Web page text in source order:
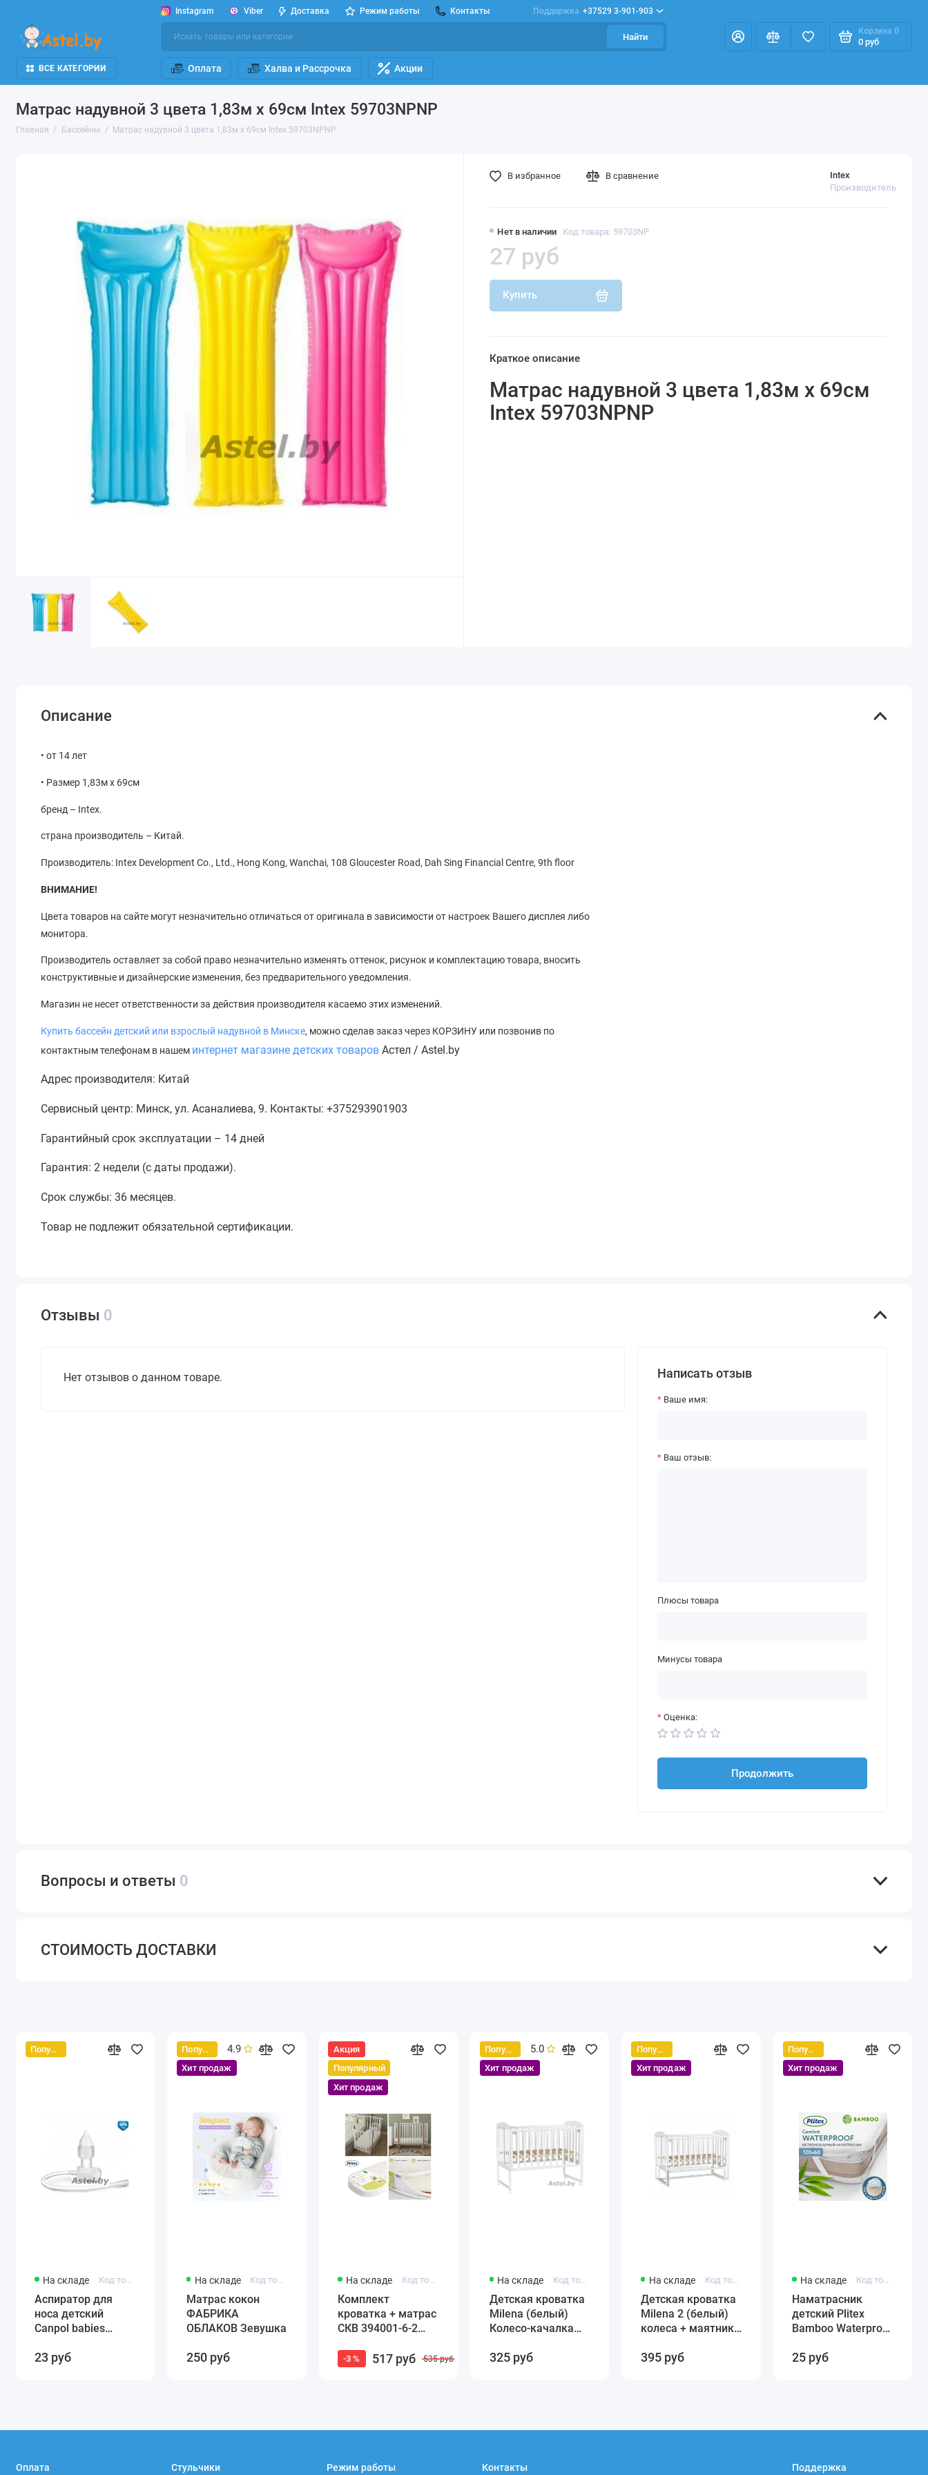
Instagram Viber Доставка Режим работы Контакты Поддержка +37529 3-901-903
Найти
Корзина 0
0 руб
ВСЕ КАТЕГОРИИ Оплата Халва и Рассрочка Акции
Матрас надувной 3 цвета 1,83м x 69см Intex 59703NPNP
Главная Бассейны Матрас надувной 3 цвета 1,83м x 69см Intex 59703NPNP
Нет в наличии Код товара: 59703NP
Intex
Производитель
27 руб
Купить
В избранное В сравнение
Краткое описание
Матрас надувной 3 цвета 1,83м x 69см
Intex 59703NPNP
Описание
• от 14 лет
• Размер 1,83м x 69см
бренд – Intex.
страна производитель – Китай.
Производитель: Intex Development Co., Ltd., Hong Kong, Wanchai, 108 Gloucester Road, Dah Sing Financial Centre, 9th floor
ВНИМАНИЕ!
Цвета товаров на сайте могут незначительно отличаться от оригинала в зависимости от настроек Вашего дисплея либо
монитора.
Производитель оставляет за собой право незначительно изменять оттенок, рисунок и комплектацию товара, вносить
конструктивные и дизайнерские изменения, без предварительного уведомления.
Магазин не несет ответственности за действия производителя касаемо этих изменений.
Купитьбассейн детский или взрослый надувной в Минске, можно сделав заказ через КОРЗИНУ или позвонив по
контактным телефонам в нашем интернет магазине детских товаров Астел / Astel.by
Адрес производителя: Китай
Сервисный центр: Минск, ул. Асаналиева, 9. Контакты: +375293901903
Гарантийный срок эксплуатации – 14 дней
Гарантия: 2 недели (с даты продажи).
Срок службы: 36 месяцев.
Товар не подлежит обязательной сертификации.
Отзывы 0
Нет отзывов о данном товаре. Написать отзыв
Ваше имя:
Ваш отзыв:
Плюсы товара
Минусы товара
Оценка:
Продолжить
Вопросы и ответы 0
СТОИМОСТЬ ДОСТАВКИ
Популярный
На складе Код товара: 56/007
Аспиратор для
носа детский
Canpol babies
56/007
23 руб
Популярный
Хит продаж
4.9
На складе
Матрас кокон
ФАБРИКА
ОБЛАКОВ Зевушка
250 руб
Акция
Популярный
Хит продаж
На складе Код товара: 4650259584965
Комплект
кроватка + матрас
СКВ 394001-6-2
бук (закругленные
края)
-3 % 517 руб 535 руб
Популярный
Хит продаж
5.0
На складе
Детская кроватка
Milena (белый)
Колесо-качалка
быстросъемная
325 руб
Популярный
Хит продаж
На складе Код товара: 431384246-12321
Детская кроватка
Milena 2 (белый)
колеса + маятник
быстросъемная
395 руб
Популярный
Хит продаж
На складе Код товара: 4811599005859
Наматрасник
детский Plitex
Bamboo Waterproof
арт. НН-02.1
25 руб
Оплата Стульчики Режим работы Контакты Поддержка